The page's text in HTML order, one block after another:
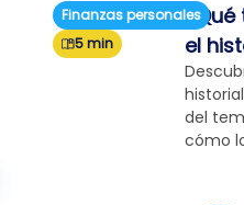
Finanzas personales
5 min
el
del
cómo